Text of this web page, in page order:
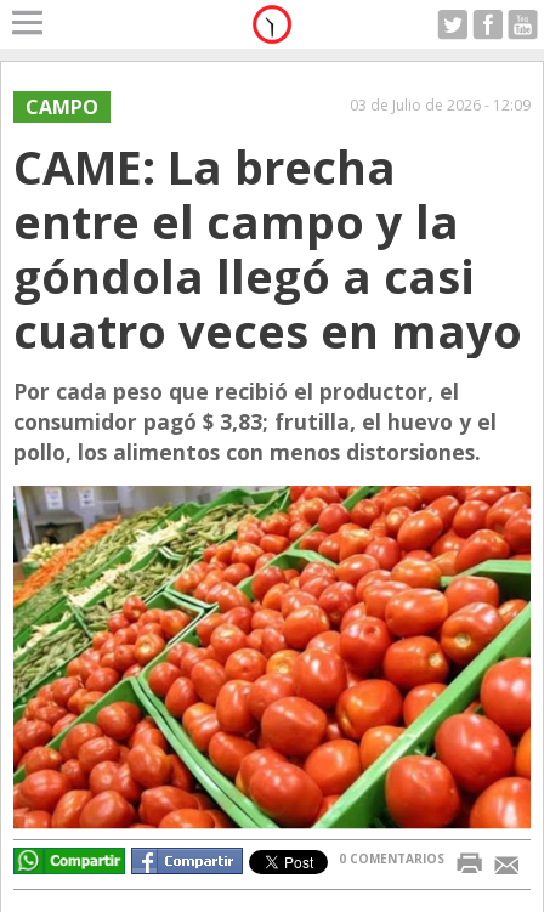
Home
A Motor
Alerta
Anticipo
Campo
Carrera & Emprendedores
Club House
Con Estilo
De Bolsillo
Diarios de Argentina
Diarios del Mundo
Directivos
Ecología y Ambiente
Economía
El Experto
El Innovador
El Precio Que Yo Ví
Entrevista
Entrevista Exclusiva
Sabado 08.08.2026
CAMPO 03 de Julio de 2026 - 12:09
CAME: La brecha
entre el campo y la
góndola llegó a casi
cuatro veces en mayo
Por cada peso que recibió el productor, el
consumidor pagó $ 3,83; frutilla, el huevo y el
pollo, los alimentos con menos distorsiones.
0 COMENTARIOS